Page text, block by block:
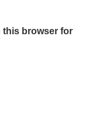
this browser for